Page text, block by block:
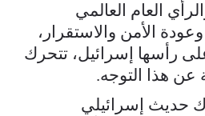
العام العالمي
الأمن والاستقرار،
رأسها إسرائيل، تتحرك
هذا التوجه.
حديث إسرائيلي